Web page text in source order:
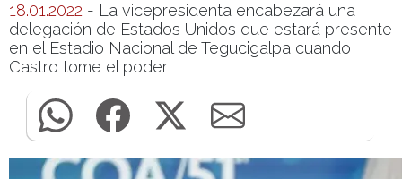
18.01.2022 - La vicepresidenta encabezará una
delegación de Estados Unidos que estará presente
en el Estadio Nacional de Tegucigalpa cuando
Castro tome el poder